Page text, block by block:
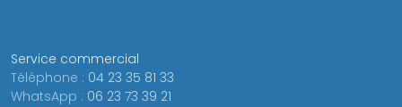
Service commercial
Téléphone : 04 23 35 81 33
WhatsApp : 06 23 73 39 21